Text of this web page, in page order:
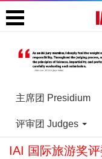
主席团 Presidium
评审团 Judges
IAI 国际旅游奖